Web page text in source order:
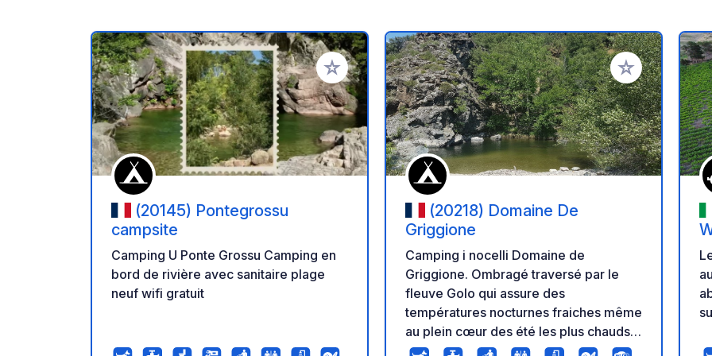
Ajouter à vos favoris
(20145) Pontegrossu
campsite
Camping U Ponte Grossu Camping en
bord de rivière avec sanitaire plage
neuf wifi gratuit
Ajouter à vos
(20218) Domaine De
Griggione
Camping i nocelli Domaine de
Griggione. Ombragé traversé par le
fleuve Golo qui assure des
températures nocturnes fraiches même
au plein cœur des été les plus chauds
plages et baignades possibles au bord